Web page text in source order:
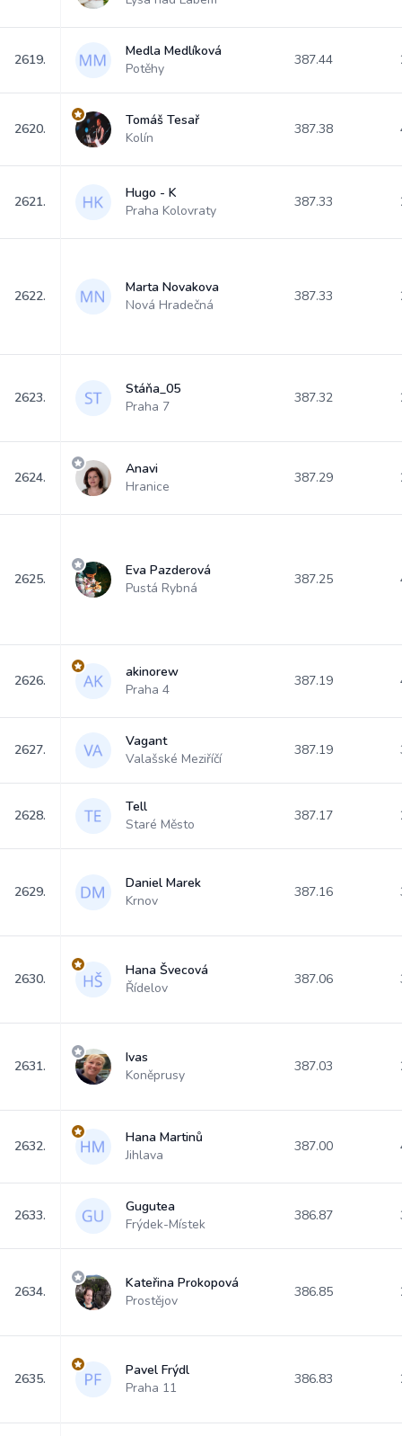
2619.
Medla Medlíková
Potěhy
387.44
2620.
Tomáš Tesař
Kolín
387.38
2621.
Hugo - K
Praha Kolovraty
387.33
2622.
Marta Novakova
Nová Hradečná
387.33
2623.
Stáňa_05
Praha 7
387.32
2624.
Anavi
Hranice
387.29
2625.
Eva Pazderová
Pustá Rybná
387.25
2626.
akinorew
Praha 4
387.19
2627.
Vagant
Valašské Meziříčí
387.19
2628.
Tell
Staré Město
387.17
2629.
Daniel Marek
Krnov
387.16
2630.
Hana Švecová
Řídelov
387.06
2631.
Ivas
Koněprusy
387.03
2632.
Hana Martinů
Jihlava
387.00
2633.
Gugutea
Frýdek-Místek
386.87
2634.
Kateřina Prokopová
Prostějov
386.85
2635.
Pavel Frýdl
Praha 11
386.83